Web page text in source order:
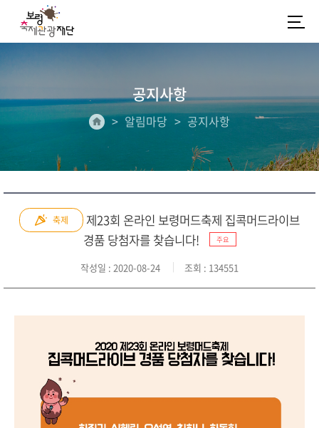
공지사항
알림마당 공지사항
축제
제23회 온라인 보령머드축제 집콕머드라이브
경품 당첨자를 찾습니다!
주요
작성일 : 2020-08-24 조회 : 134551